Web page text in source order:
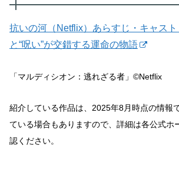
抗いの河（Netflix）あらすじ・キャス
と“呪い”が交錯する運命の物語
「マルディシオン：逃れざる者」©Netflix
紹介している作品は、2025年8月時点の情報
ている場合もありますので、詳細は各公式ホ
認ください。